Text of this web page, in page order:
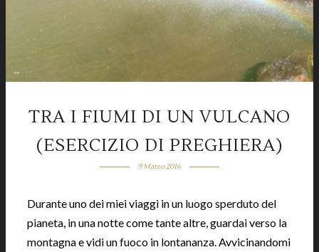
TRA I FIUMI DI UN VULCANO
(ESERCIZIO DI PREGHIERA)
9 Marzo 2016
Durante uno dei miei viaggi in un luogo sperduto del
pianeta, in una notte come tante altre, guardai verso la
montagna e vidi un fuoco in lontananza. Avvicinandomi